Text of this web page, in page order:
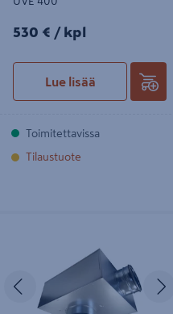
530€/kpl
530 € / kpl
Lue lisää
Toimitettavissa
Tilaustuote
Edellinen